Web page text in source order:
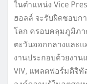
ในตำแหน่ง Vice
ฮอลล์ จะรับผิดชอบก
โลก ครอบคลุมภูมิภา
ตะวันออกกลางและแ
งานประกอบด้วยงา
VIV, แพลตฟอร์มดิจิทั